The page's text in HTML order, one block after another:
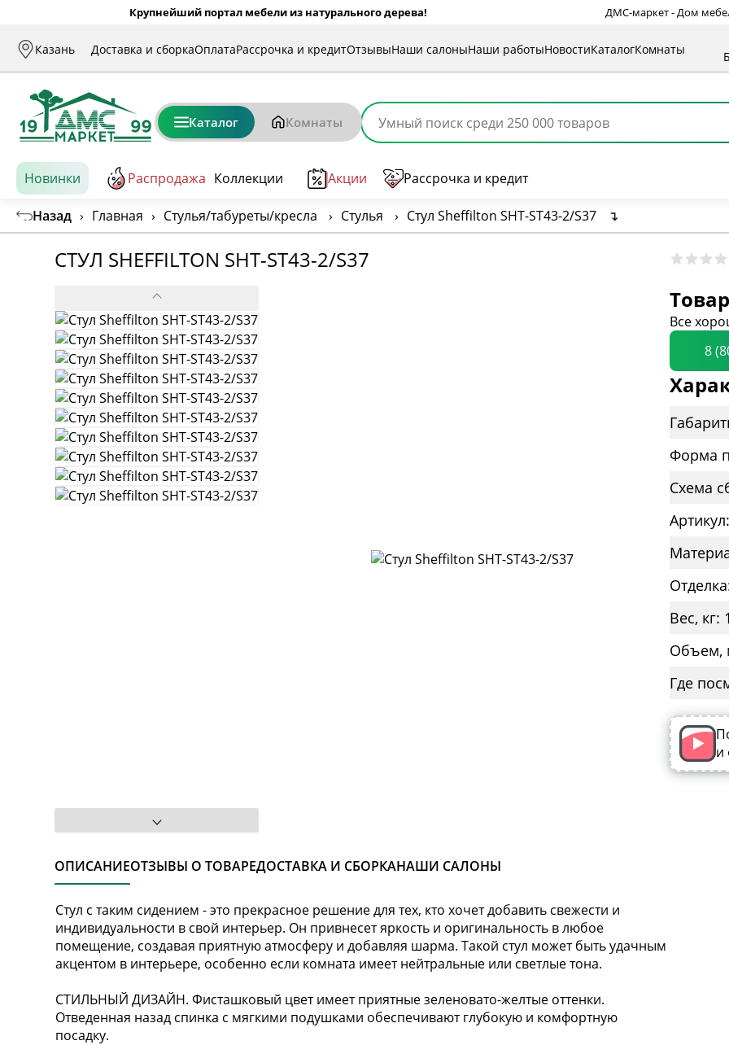
Крупнейший портал мебели из натурального дерева! ДМС-маркет - Дом
Казань Доставка и сборкаОплатаРассрочка и кредитОтзывыНаши салоныНаши работыНовостиКаталогКомнаты
Каталог Комнаты
Новинки Распродажа Коллекции Акции Рассрочка и кредит
Назад › Главная › Стулья/табуреты/кресла › Стулья › Стул Sheffilton SHT-ST43-2/S37 ↴
СТУЛ SHEFFILTON SHT-ST43-2/S37
ОПИСАНИЕОТЗЫВЫ О ТОВАРЕДОСТАВКА И СБОРКАНАШИ САЛОНЫ
Стул с таким сидением - это прекрасное решение для тех, кто хочет добавить свежести и
индивидуальности в свой интерьер. Он привнесет яркость и оригинальность в любое
помещение, создавая приятную атмосферу и добавляя шарма. Такой стул может быть удачным
акцентом в интерьере, особенно если комната имеет нейтральные или светлые тона.
СТИЛЬНЫЙ ДИЗАЙН. Фисташковый цвет имеет приятные зеленовато-желтые оттенки.
Отведенная назад спинка с мягкими подушками обеспечивают глубокую и комфортную
посадку.
Все
8
Форма
Схема
Вес, кг:
Объем,
Где
и